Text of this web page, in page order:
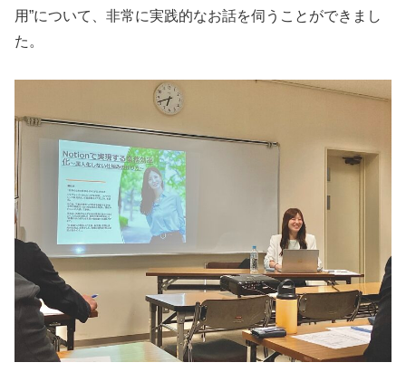
用”について、非常に実践的なお話を伺うことができまし
た。